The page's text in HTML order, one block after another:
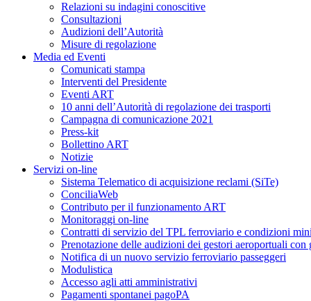
Relazioni su indagini conoscitive
Consultazioni
Audizioni dell’Autorità
Misure di regolazione
Media ed Eventi
Comunicati stampa
Interventi del Presidente
Eventi ART
10 anni dell’Autorità di regolazione dei trasporti
Campagna di comunicazione 2021
Press-kit
Bollettino ART
Notizie
Servizi on-line
Sistema Telematico di acquisizione reclami (SiTe)
ConciliaWeb
Contributo per il funzionamento ART
Monitoraggi on-line
Contratti di servizio del TPL ferroviario e condizioni
Prenotazione delle audizioni dei gestori aeroportuali con
Notifica di un nuovo servizio ferroviario passeggeri
Modulistica
Accesso agli atti amministrativi
Pagamenti spontanei pagoPA